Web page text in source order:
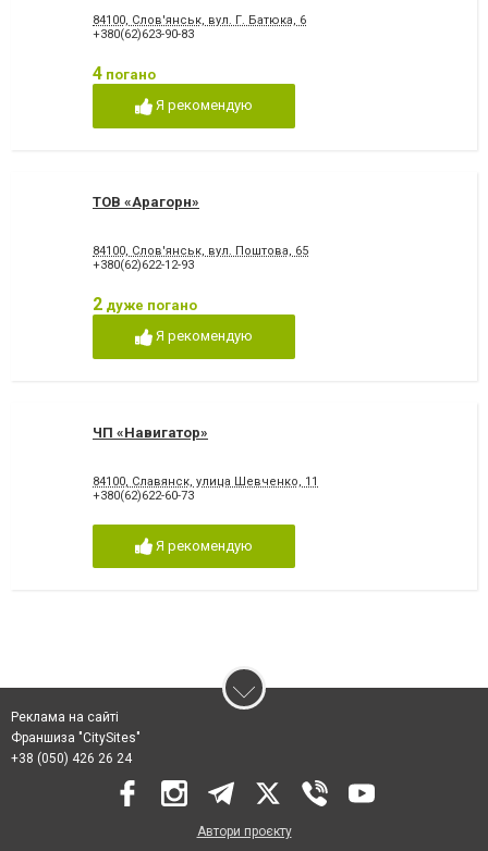
84100, Слов'янськ, вул. Г. Батюка, 6
+380(62)623-90-83
4 погано
Я рекомендую
ТОВ «Арагорн»
84100, Слов'янськ, вул. Поштова, 65
+380(62)622-12-93
2 дуже погано
Я рекомендую
ЧП «Навигатор»
84100, Славянск, улица Шевченко, 11
+380(62)622-60-73
Я рекомендую
Реклама на сайті
Франшиза "CitySites"
+38 (050) 426 26 24
Автори проєкту